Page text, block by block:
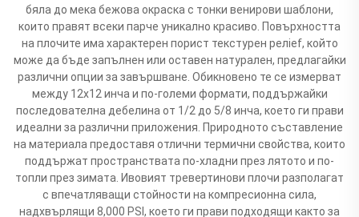
бяла до мека бежова окраска с тонки венирови шаблони,
които правят всеки парче уникално красиво. Повърхността
на плочите има характерен порист текстурен релief, който
може да бъде запълнен или оставен натурален, предлагайки
различни опции за завършване. Обикновено те се измерват
между 12x12 инча и по-големи формати, поддържайки
последователна дебелина от 1/2 до 5/8 инча, което ги прави
идеални за различни приложения. Природното съставление
на материала предоставя отлични термични свойства, които
поддържат пространствата по-хладни през лятото и по-
топли през зимата. Ивовият тревертинови плочи разполагат
с впечатляващи стойности на компресионна сила,
надхвърлящи 8,000 PSI, което ги прави подходящи както за